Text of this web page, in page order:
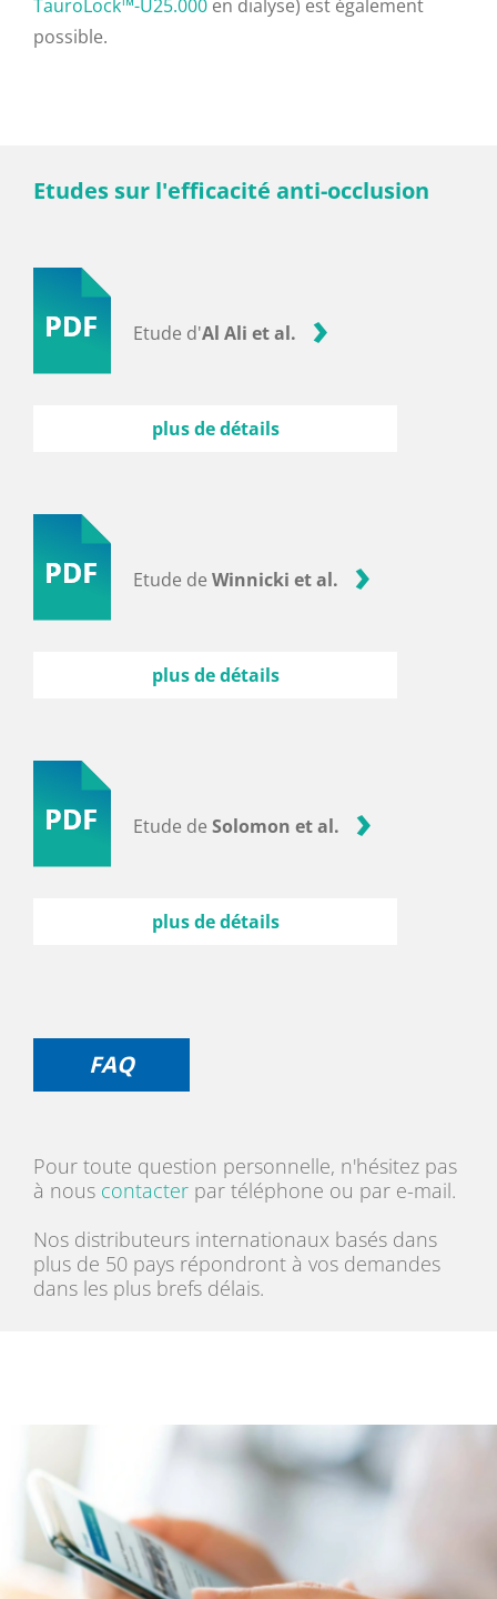
TauroLock™-U25.000 en dialyse) est également
possible.
Etudes sur l'efficacité anti-occlusion
Etude d'Al Ali et al.
plus de détails
Etude de Winnicki et al.
plus de détails
Etude de Solomon et al.
plus de détails
FAQ
Pour toute question personnelle, n'hésitez pas
à nous contacter par téléphone ou par e-mail.
Nos distributeurs internationaux basés dans
plus de 50 pays répondront à vos demandes
dans les plus brefs délais.